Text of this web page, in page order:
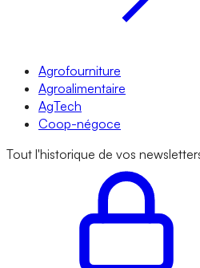
Agrofourniture
Agroalimentaire
AgTech
Coop-négoce
Tout l'historique de vos